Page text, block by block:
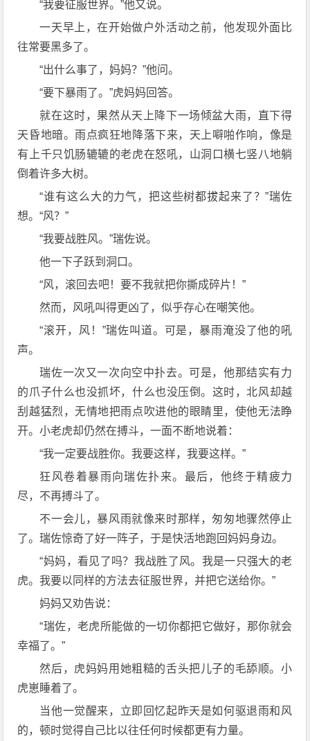
“我要征服世界。”他又说。
一天早上，在开始做户外活动之前，他发现外面比
往常要黑多了。
“出什么事了，妈妈？”他问。
“要下暴雨了。”虎妈妈回答。
就在这时，果然从天上降下一场倾盆大雨，直下得
天昏地暗。雨点疯狂地降落下来，天上噼啪作响，像是
有上千只饥肠辘辘的老虎在怒吼，山洞口横七竖八地躺
倒着许多大树。
“谁有这么大的力气，把这些树都拔起来了？”瑞佐
想。“风？”
“我要战胜风。”瑞佐说。
他一下子跃到洞口。
“风，滚回去吧！要不我就把你撕成碎片！”
然而，风吼叫得更凶了，似乎存心在嘲笑他。
“滚开，风！”瑞佐叫道。可是，暴雨淹没了他的吼
声。
瑞佐一次又一次向空中扑去。可是，他那结实有力
的爪子什么也没抓坏，什么也没压倒。这时，北风却越
刮越猛烈，无情地把雨点吹进他的眼睛里，使他无法睁
开。小老虎却仍然在搏斗，一面不断地说着：
“我一定要战胜你。我要这样，我要这样。”
狂风卷着暴雨向瑞佐扑来。最后，他终于精疲力
尽，不再搏斗了。
不一会儿，暴风雨就像来时那样，匆匆地骤然停止
了。瑞佐惊奇了好一阵子，于是快活地跑回妈妈身边。
“妈妈，看见了吗？我战胜了风。我是一只强大的老
虎。我要以同样的方法去征服世界，并把它送给你。”
妈妈又劝告说：
“瑞佐，老虎所能做的一切你都把它做好，那你就会
幸福了。”
然后，虎妈妈用她粗糙的舌头把儿子的毛舔顺。小
虎崽睡着了。
当他一觉醒来，立即回忆起昨天是如何驱退雨和风
的，顿时觉得自己比以往任何时候都更有力量。